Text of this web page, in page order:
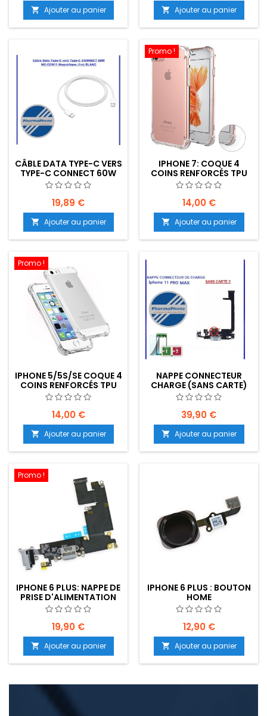
 Ajouter au panier  Ajouter au panier
CÂBLE DATA TYPE-C VERS
TYPE-C CONNECT 60W
MC-CCB11 MAGNÉTIQUE
(1M) BLANC -
EMPLACEMENT: Z02-
B100-E05
19,89 €
 Ajouter au panier
Promo !
IPHONE 7: COQUE 4
COINS RENFORCÉS TPU
TRANSPARENT
14,00 €
 Ajouter au panier
Promo !
IPHONE 5/5S/SE COQUE 4
COINS RENFORCÉS TPU
TRANSPARENT
14,00 €
 Ajouter au panier
NAPPE CONNECTEUR
CHARGE (SANS CARTE)
IPHONE 11 PRO MAX -
EMPLACEMENT: Z2 - R15 -
E29
39,90 €
 Ajouter au panier
Promo !
IPHONE 6 PLUS: NAPPE DE
PRISE D'ALIMENTATION
(CONNECTEUR DE
CHARGE)
19,90 €
 Ajouter au panier
IPHONE 6 PLUS : BOUTON
HOME
12,90 €
 Ajouter au panier